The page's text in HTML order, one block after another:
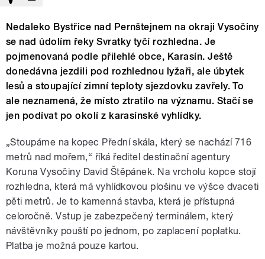
Nedaleko Bystřice nad Pernštejnem na okraji Vysočiny
se nad údolím řeky Svratky tyčí rozhledna. Je
pojmenovaná podle přilehlé obce, Karasín. Ještě
donedávna jezdili pod rozhlednou lyžaři, ale úbytek
lesů a stoupající zimní teploty sjezdovku zavřely. To
ale neznamená, že místo ztratilo na významu. Stačí se
jen podívat po okolí z karasínské vyhlídky.
„Stoupáme na kopec Přední skála, který se nachází 716
metrů nad mořem,“ říká ředitel destinační agentury
Koruna Vysočiny David Štěpánek. Na vrcholu kopce stojí
rozhledna, která má vyhlídkovou plošinu ve výšce dvaceti
pěti metrů. Je to kamenná stavba, která je přístupná
celoročně. Vstup je zabezpečený terminálem, který
návštěvníky pouští po jednom, po zaplacení poplatku.
Platba je možná pouze kartou.